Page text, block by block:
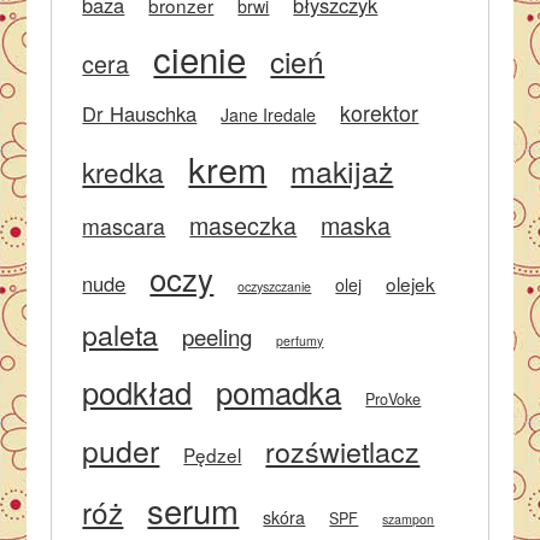
brwi
cera cienie cień
Dr Hauschka Jane Iredale korektor
kredka krem makijaż
mascara maseczka maska
nude oczy oczyszczanie olej olejek
paleta peeling perfumy
podkład pomadka ProVoke
puder Pędzel rozświetlacz
róż serum skóra SPF szampon